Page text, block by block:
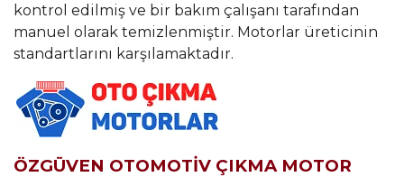
kontrol edilmiş ve bir bakım çalışanı tarafından
manuel olarak temizlenmiştir. Motorlar üreticinin
standartlarını karşılamaktadır.
ÖZGÜVEN OTOMOTİV ÇIKMA MOTOR